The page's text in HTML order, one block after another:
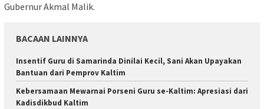
Gubernur Akmal Malik.
BACAAN LAINNYA
Insentif Guru di Samarinda Dinilai Kecil, Sani Akan Upayakan
Bantuan dari Pemprov Kaltim
Kebersamaan Mewarnai Porseni Guru se-Kaltim: Apresiasi dari
Kadisdikbud Kaltim